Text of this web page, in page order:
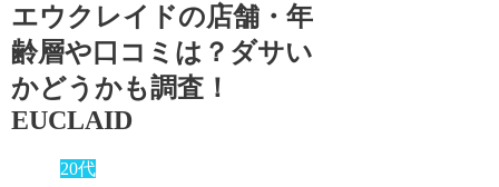
エウクレイドの店舗・年
齢層や口コミは？ダサい
かどうかも調査！
EUCLAID
20代